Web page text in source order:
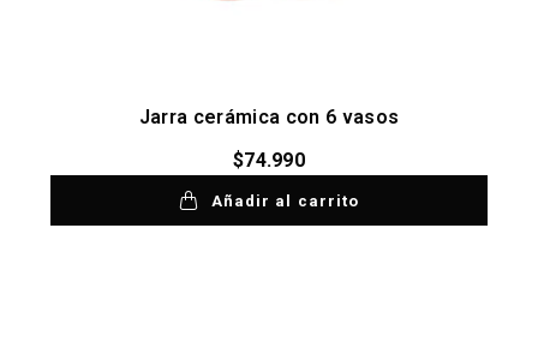
Jarra cerámica con 6 vasos
$74.990
Añadir al carrito